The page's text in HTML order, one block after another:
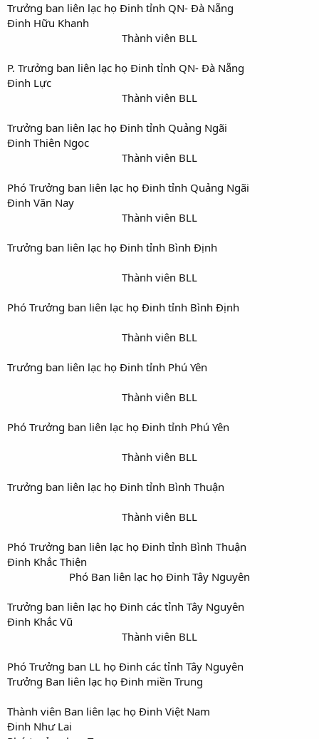
Trưởng ban liên lạc họ Đinh tỉnh QN- Đà Nẵng
Đinh Hữu Khanh
Thành viên BLL​
P. Trưởng ban liên lạc họ Đinh tỉnh QN- Đà Nẵng
Đinh Lực
Thành viên BLL​
Trưởng ban liên lạc họ Đinh tỉnh Quảng Ngãi
Đinh Thiên Ngọc
Thành viên BLL​
Phó Trưởng ban liên lạc họ Đinh tỉnh Quảng Ngãi
Đinh Văn Nay
Thành viên BLL​
Trưởng ban liên lạc họ Đinh tỉnh Bình Định
Thành viên BLL​
Phó Trưởng ban liên lạc họ Đinh tỉnh Bình Định
Thành viên BLL​
Trưởng ban liên lạc họ Đinh tỉnh Phú Yên
Thành viên BLL​
Phó Trưởng ban liên lạc họ Đinh tỉnh Phú Yên
Thành viên BLL​
Trưởng ban liên lạc họ Đinh tỉnh Bình Thuận
Thành viên BLL​
Phó Trưởng ban liên lạc họ Đinh tỉnh Bình Thuận
Đinh Khắc Thiện
Phó Ban liên lạc họ Đinh Tây Nguyên​
Trưởng ban liên lạc họ Đinh các tỉnh Tây Nguyên
Đinh Khắc Vũ
Thành viên BLL​
Phó Trưởng ban LL họ Đinh các tỉnh Tây Nguyên
Trưởng Ban liên lạc họ Đinh miền Trung
Thành viên Ban liên lạc họ Đinh Việt Nam
Đinh Như Lai